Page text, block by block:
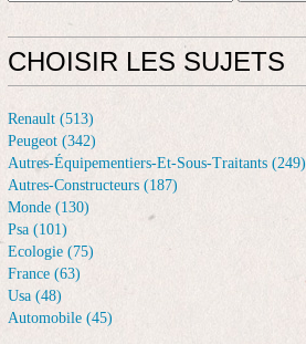
CHOISIR LES SUJETS
Renault (513)
Peugeot (342)
Autres-Équipementiers-Et-Sous-Traitants (249)
Autres-Constructeurs (187)
Monde (130)
Psa (101)
Ecologie (75)
France (63)
Usa (48)
Automobile (45)